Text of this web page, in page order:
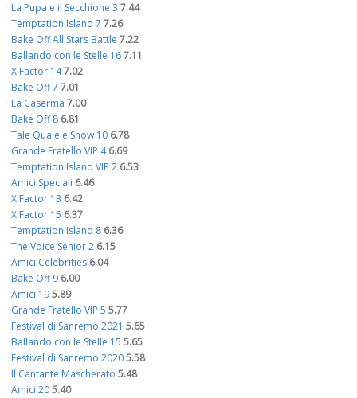
La Pupa e il Secchione 3 7.44
Temptation Island 7 7.26
Bake Off All Stars Battle 7.22
Ballando con le Stelle 167.11
X Factor 147.02
Bake Off 7 7.01
La Caserma 7.00
Bake Off 8 6.81
Tale Quale e Show 10 6.78
Grande Fratello VIP 4 6.69
Temptation Island VIP 2 6.53
Amici Speciali 6.46
X Factor 13 6.42
X Factor 15 6.37
Temptation Island 8 6.36
The Voice Senior 2 6.15
Amici Celebrities 6.04
Bake Off 9 6.00
Amici 195.89
Grande Fratello VIP 5 5.77
Festival di Sanremo 2021 5.65
Ballando con le Stelle 15 5.65
Festival di Sanremo 20205.58
Il Cantante Mascherato 5.48
Amici 205.40